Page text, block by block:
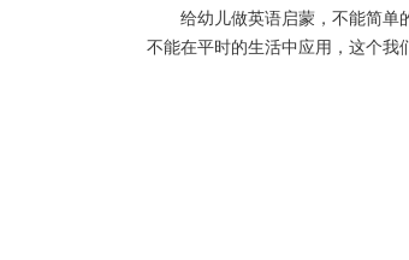
给幼儿做英语启蒙，不能简单
不能在平时的生活中应用，这个我